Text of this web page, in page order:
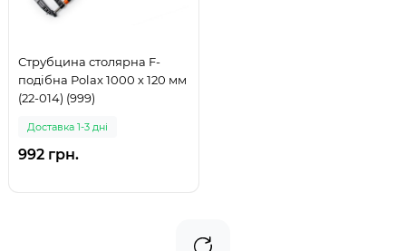
Струбцина столярна F-
подібна Polax 1000 х 120 мм
(22-014) (999)
Доставка 1-3 дні
992 грн.